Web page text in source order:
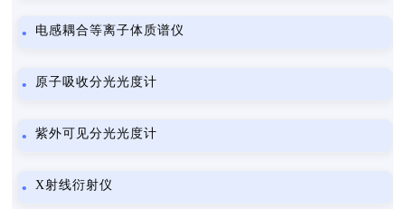
电感耦合等离子体质谱仪
原子吸收分光光度计
紫外可见分光光度计
X射线衍射仪